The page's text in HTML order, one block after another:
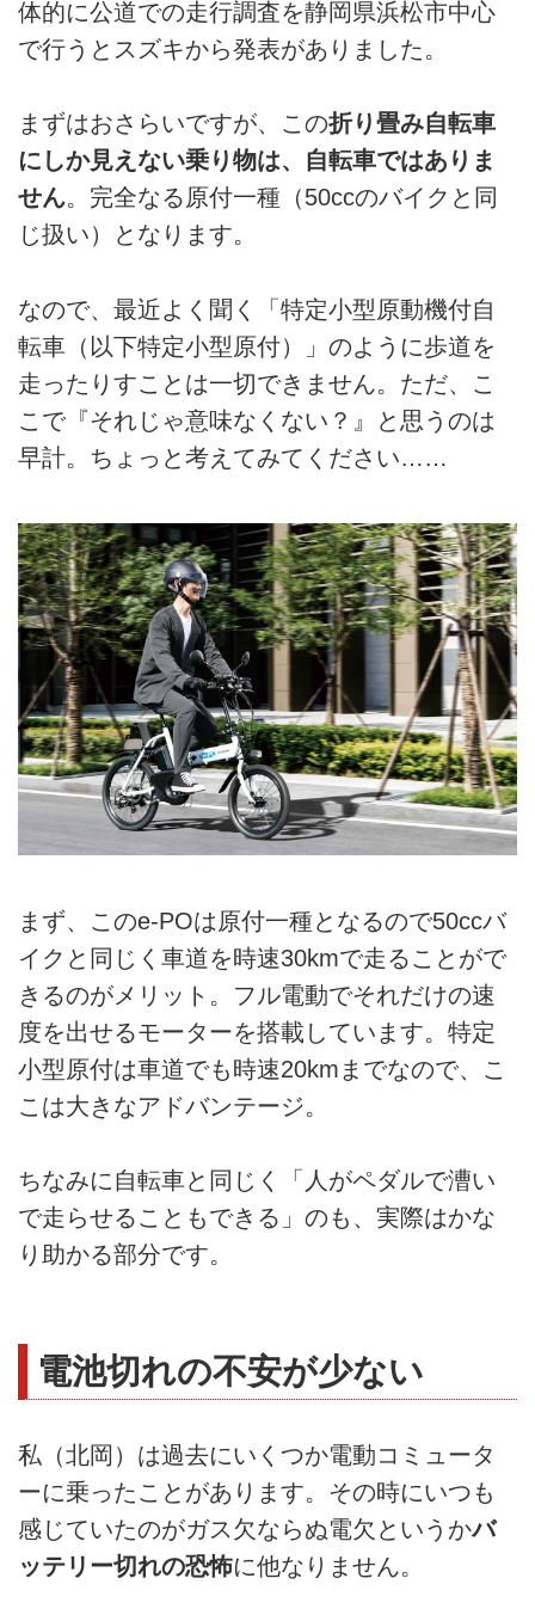
体的に公道での走行調査を静岡県浜松市中心
で行うとスズキから発表がありました。
まずはおさらいですが、この折り畳み自転車
にしか見えない乗り物は、自転車ではありま
せん。完全なる原付一種（50ccのバイクと同
じ扱い）となります。
なので、最近よく聞く「特定小型原動機付自
転車（以下特定小型原付）」のように歩道を
走ったりすことは一切できません。ただ、こ
こで『それじゃ意味なくない？』と思うのは
早計。ちょっと考えてみてください……
まず、このe-POは原付一種となるので50ccバ
イクと同じく車道を時速30kmで走ることがで
きるのがメリット。フル電動でそれだけの速
度を出せるモーターを搭載しています。特定
小型原付は車道でも時速20kmまでなので、こ
こは大きなアドバンテージ。
ちなみに自転車と同じく「人がペダルで漕い
で走らせることもできる」のも、実際はかな
り助かる部分です。
電池切れの不安が少ない
私（北岡）は過去にいくつか電動コミュータ
ーに乗ったことがあります。その時にいつも
感じていたのがガス欠ならぬ電欠というかバ
ッテリー切れの恐怖に他なりません。